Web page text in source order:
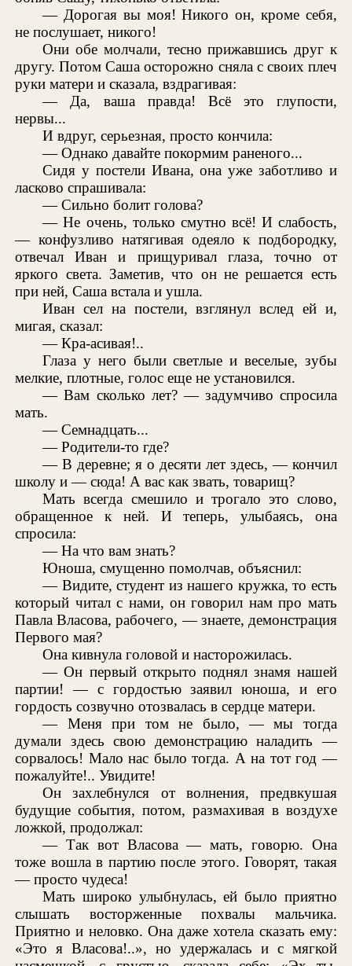
— Дорогая вы моя! Никого он, кроме себя,
не послушает, никого!
Они обе молчали, тесно прижавшись друг к
другу. Потом Саша осторожно сняла с своих плеч
руки матери и сказала, вздрагивая:
— Да, ваша правда! Всё это глупости,
нервы...
И вдруг, серьезная, просто кончила:
— Однако давайте покормим раненого...
Сидя у постели Ивана, она уже заботливо и
ласково спрашивала:
— Сильно болит голова?
— Не очень, только смутно всё! И слабость,
— конфузливо натягивая одеяло к подбородку,
отвечал Иван и прищуривал глаза, точно от
яркого света. Заметив, что он не решается есть
при ней, Саша встала и ушла.
Иван сел на постели, взглянул вслед ей и,
мигая, сказал:
— Кра-асивая!..
Глаза у него были светлые и веселые, зубы
мелкие, плотные, голос еще не установился.
— Вам сколько лет? — задумчиво спросила
мать.
— Семнадцать...
— Родители-то где?
— В деревне; я о десяти лет здесь, — кончил
школу и — сюда! А вас как звать, товарищ?
Мать всегда смешило и трогало это слово,
обращенное к ней. И теперь, улыбаясь, она
спросила:
— На что вам знать?
Юноша, смущенно помолчав, объяснил:
— Видите, студент из нашего кружка, то есть
который читал с нами, он говорил нам про мать
Павла Власова, рабочего, — знаете, демонстрация
Первого мая?
Она кивнула головой и насторожилась.
— Он первый открыто поднял знамя нашей
партии! — с гордостью заявил юноша, и его
гордость созвучно отозвалась в сердце матери.
— Меня при том не было, — мы тогда
думали здесь свою демонстрацию наладить —
сорвалось! Мало нас было тогда. А на тот год —
пожалуйте!.. Увидите!
Он захлебнулся от волнения, предвкушая
будущие события, потом, размахивая в воздухе
ложкой, продолжал:
— Так вот Власова — мать, говорю. Она
тоже вошла в партию после этого. Говорят, такая
— просто чудеса!
Мать широко улыбнулась, ей было приятно
слышать восторженные похвалы мальчика.
Приятно и неловко. Она даже хотела сказать ему:
«Это я Власова!..», но удержалась и с мягкой